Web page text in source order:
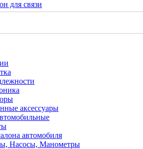
для связи
аксессуары
автомобиля
Насосы, Манометры